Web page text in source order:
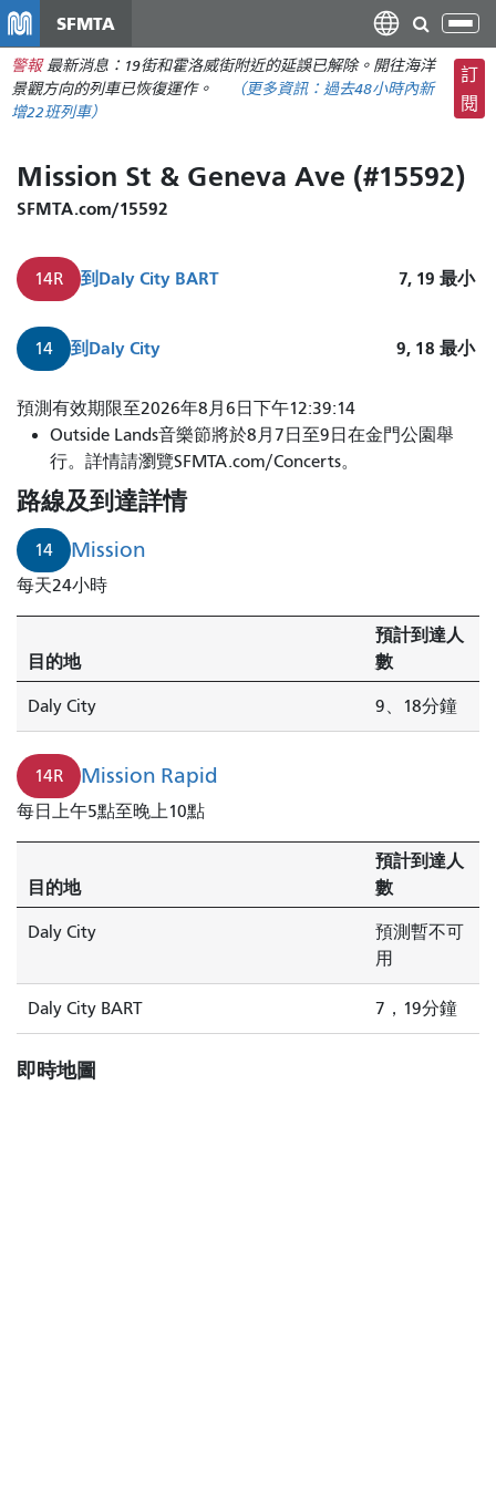
主
要
SFMTA
切
換
導
航
警報 最新消息：19街和霍洛威街附近的延誤已解除。開往海洋
景觀方向的列車已恢復運作。
（更多資訊： 過去48小時內新
增22班列車）
訂
閱
Mission St & Geneva Ave (#15592)
SFMTA.com/15592
14R 到 Daly City BART 7, 19 最小
14 到 Daly City 9, 18 最小
預測有效期限至2026年8月6日下午12:39:14
Outside Lands音樂節將於8月7日至9日在金門公園舉
行。詳情請瀏覽SFMTA.com/Concerts。
路線及到達詳情
14 Mission
每天24小時
目的地
預計到達人
數
Daly City 9、18分鐘
14R Mission Rapid
每日上午5點至晚上10點
目的地
預計到達人
數
Daly City
預測暫不可
用
Daly City BART 7，19分鐘
即時地圖